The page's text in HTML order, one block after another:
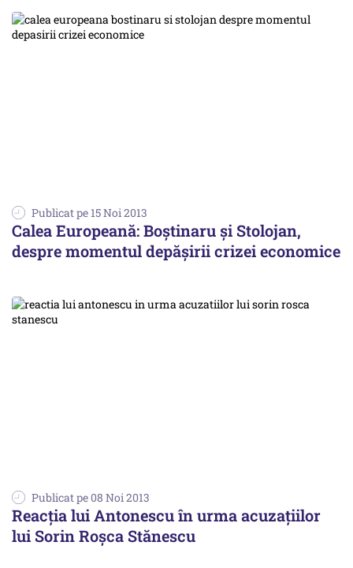
Publicat pe 15 Noi 2013
Calea Europeană: Boștinaru și Stolojan,
despre momentul depășirii crizei economice
Publicat pe 08 Noi 2013
Reacția lui Antonescu în urma acuzațiilor
lui Sorin Roșca Stănescu